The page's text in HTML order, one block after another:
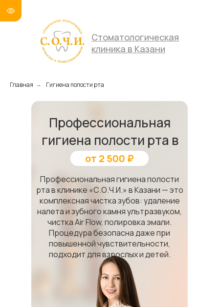
Стоматологическая
клиника в Казани
Главная → Гигиена полости рта
Профессиональная
гигиена полости рта в
Казани
Профессиональная гигиена полости
рта в клинике «С.О.Ч.И.» в Казани — это
комплексная чистка зубов: удаление
налета и зубного камня ультразвуком,
чистка Air Flow, полировка эмали.
Процедура безопасна даже при
повышенной чувствительности,
подходит для взрослых и детей.
от 2 500 ₽